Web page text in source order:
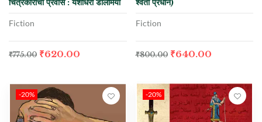
Fiction
₹775.00 ₹620.00
Fiction
₹800.00 ₹640.00
-20% -20%